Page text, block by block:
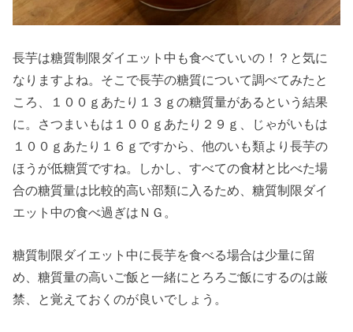
がかゆくなる
› 長芋や山芋を
食べ過ぎる
ことがあ
る！？
› ダイエットに
芋の簡単レシ
ピ
» 長芋の
長芋は糖質制限ダイエット中も食べていいの！？と気に
なりますよね。そこで長芋の糖質について調べてみたと
ころ、１００ｇあたり１３ｇの糖質量があるという結果
に。さつまいもは１００ｇあたり２９ｇ、じゃがいもは
１００ｇあたり１６ｇですから、他のいも類より長芋の
ほうが低糖質ですね。しかし、すべての食材と比べた場
合の糖質量は比較的高い部類に入るため、糖質制限ダイ
エット中の食べ過ぎはＮＧ。
糖質制限ダイエット中に長芋を食べる場合は少量に留
め、糖質量の高いご飯と一緒にとろろご飯にするのは厳
禁、と覚えておくのが良いでしょう。